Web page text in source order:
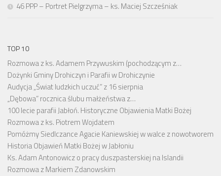
46 PPP – Portret Pielgrzyma – ks. Maciej Szcześniak
TOP 10
Rozmowa z ks. Adamem Przywuskim (pochodzącym z…
Dożynki Gminy Drohiczyn i Parafii w Drohiczynie
Audycja „Świat ludzkich uczuć” z 16 sierpnia
„Dębowa” rocznica ślubu małżeństwa z…
100 lecie parafii Jabłoń. Historyczne Objawienia Matki Bożej
Rozmowa z ks. Piotrem Wojdatem
Pomóżmy Siedlczance Agacie Kaniewskiej w walce z nowotworem
Historia Objawień Matki Bożej w Jabłoniu
Ks. Adam Antonowicz o pracy duszpasterskiej na Islandii
Rozmowa z Markiem Zdanowskim